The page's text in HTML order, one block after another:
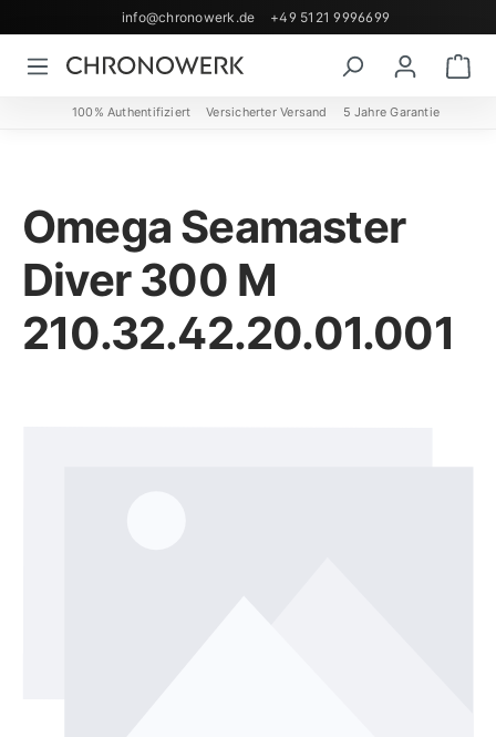
Zum Hauptinhalt springen
info@chronowerk.de +49 5121 9996699
100% Authentifiziert Versicherter Versand 5 Jahre Garantie
Omega Seamaster
Diver 300 M
210.32.42.20.01.001